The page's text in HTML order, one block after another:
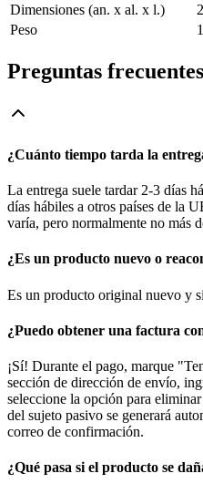
Dimensiones (an. x al. x l.)
Peso
Preguntas frecuentes
¿Cuánto tiempo tarda la
La entrega suele tardar 2-3 días
días hábiles a otros países de la
varía, pero normalmente no más
¿Es un producto nuevo o
Es un producto original nuevo y
¿Puedo obtener una factura
¡Sí! Durante el pago, marque
sección de dirección de envío,
seleccione la opción para
del sujeto pasivo se generará
correo de confirmación.
¿Qué pasa si el producto se